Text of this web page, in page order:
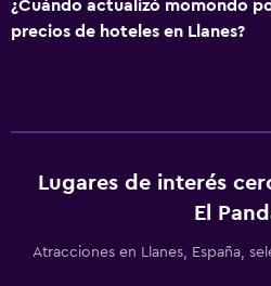
¿Cuándo actualizó momondo
precios de hoteles en Llanes?
Lugares de interés
El
Atracciones en Llanes, España,